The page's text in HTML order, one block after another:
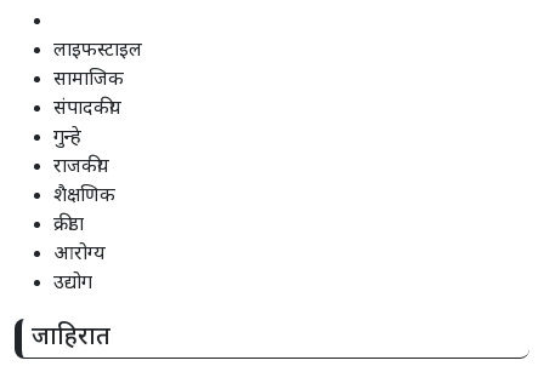
लाइफस्टाइल
सामाजिक
संपादकीय
गुन्हे
राजकीय
शैक्षणिक
क्रीडा
आरोग्य
उद्योग
जाहिरात